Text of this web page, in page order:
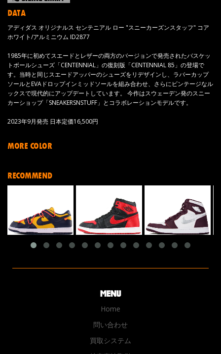
DATA
アディダス オリジナルス センテニアル ロー "スニーカーズンスタッフ" コア
ホワイト/アルミニウム ID2877
1985年に初めてスエードとレザーの両方のバージョンで発売されたバスケッ
トボールシューズ「CENTENNIAL」の復刻版「CENTENNIAL 85」の登場で
す。当時と同じスエードアッパーのシューズをリデザインし、ラバーカップ
ソールとEVAドロップインミッドソールを組み合わせ、さらにビンテージなル
ックスで現代的にアップデートしています。 今作はスウェーデン発のスニー
カーショップ「SNEAKERSNSTUFF」とコラボレーションモデルです。
2023年9月発売 日本定価16,500円
MORE COLOR
RECOMMEND
Home
問い合わせ
買取システム